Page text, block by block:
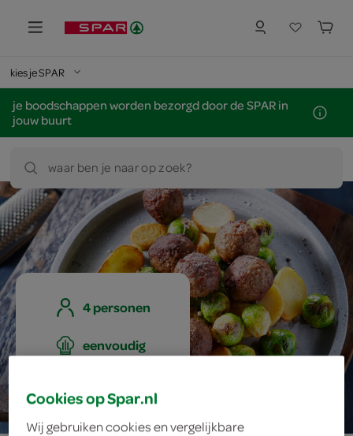
kies je SPAR
je boodschappen worden bezorgd door de SPAR in
jouw buurt
waar ben je naar op zoek?
4 personen
eenvoudig
Cookies op Spar.nl
Wij gebruiken cookies en vergelijkbare